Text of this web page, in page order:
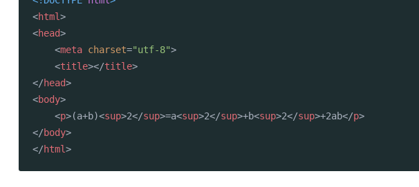
<html>
<head>
<meta charset="utf-8">
<title></title>
</head>
<body>
<p>(a+b)<sup>2</sup>=a<sup>2</sup>+b<sup>2</sup>+2ab</p>
</body>
</html>